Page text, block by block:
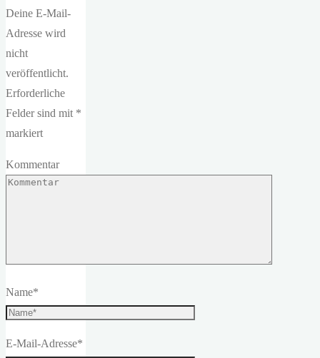
Deine E-Mail-
Adresse wird
nicht
veröffentlicht.
Erforderliche
Felder sind mit *
markiert
Kommentar
Name*
E-Mail-Adresse*